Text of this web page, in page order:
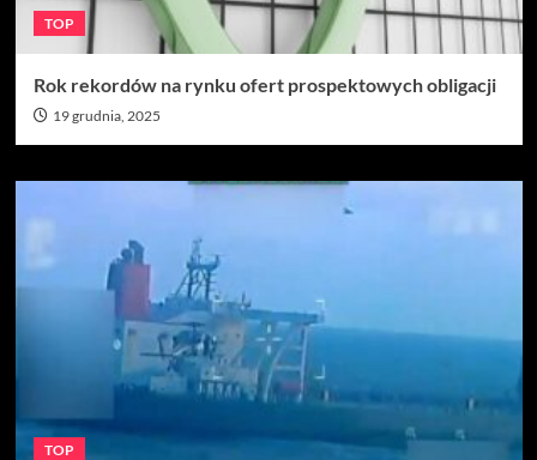
TOP
Rok rekordów na rynku ofert prospektowych obligacji
19 grudnia, 2025
TOP